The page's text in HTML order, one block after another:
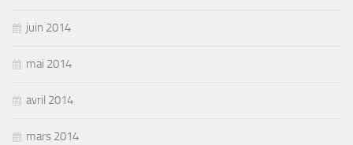
juin 2014
mai 2014
avril 2014
mars 2014